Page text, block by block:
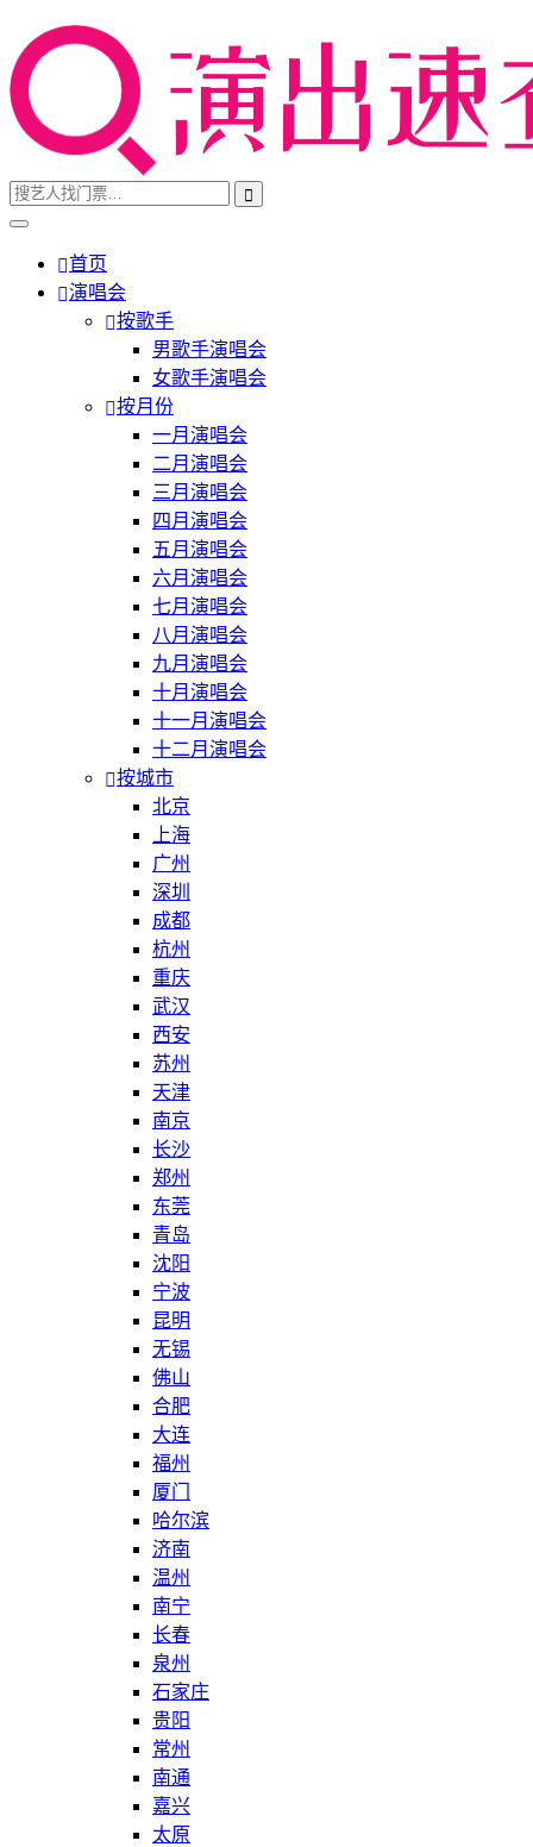
首页
演唱会
按歌手
男歌手演唱会
女歌手演唱会
按月份
一月演唱会
二月演唱会
三月演唱会
四月演唱会
五月演唱会
六月演唱会
七月演唱会
八月演唱会
九月演唱会
十月演唱会
十一月演唱会
十二月演唱会
按城市
北京
上海
广州
深圳
成都
杭州
重庆
武汉
西安
苏州
天津
南京
长沙
郑州
东莞
青岛
沈阳
宁波
昆明
无锡
佛山
合肥
大连
福州
厦门
哈尔滨
济南
温州
南宁
长春
泉州
石家庄
贵阳
常州
南通
嘉兴
太原